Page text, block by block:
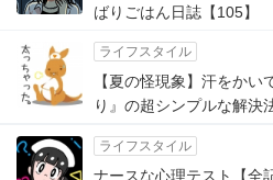
ばりごはん日誌【105】
ライフスタイル
【夏の怪現象】汗をか
り』の超シンプルな解決
ライフスタイル
ナースな心理テスト【全